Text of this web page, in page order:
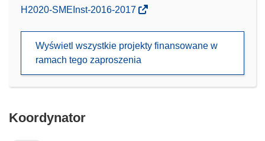
(odnośnik
nowym
H2020-SMEInst-2016-2017
Wyświetl wszystkie projekty finansowane w
ramach tego zaproszenia
Koordynator